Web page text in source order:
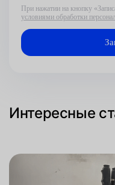
При нажатии на кнопку
условиями обработки
Интересные